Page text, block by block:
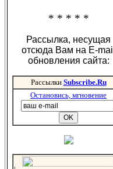
* * * * *
Рассылка, несущая
отсюда Вам на E-mail
обновления сайта:
Рассылки Subscribe.Ru
Остановись, мгновение